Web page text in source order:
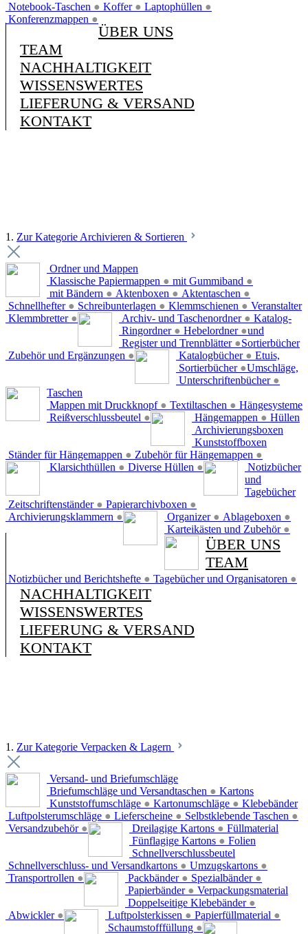
Notebook-Taschen ● Koffer ● Laptophüllen ●
Konferenzmappen ●
ÜBER UNS
TEAM
NACHHALTIGKEIT
WISSENSWERTES
LIEFERUNG & VERSAND
KONTAKT
1. Zur Kategorie Archivieren & Sortieren
Ordner und Mappen
Klassische Papiermappen ● mit Gummiband ●
mit Bändern ● Aktenboxen ● Aktentaschen ●
Schnellhefter ● Schreibunterlagen ● Klemmschienen ●
Klemmbretter ●
Veranstalter
Archiv- und Taschenordner ●
Ringordner ● Hebelordner ●
Register und Trennblätter ●
Zubehör und Ergänzungen ●
Katalog-
und
Sortierbücher
Katalogbücher ●
Sortierbücher ●
Unterschriftenbücher ●
Etuis,
Umschläge,
Taschen
Mappen mit Druckknopf ● Textiltaschen ●
Reißverschlussbeutel ●
Hängesysteme
Hängemappen ●
Ständer für Hängemappen ● Zubehör für Hängemappen ●
Hüllen
Klarsichthüllen ● Diverse Hüllen ●
Archivierungsboxen
Zeitschriftenständer ● Papierarchivboxen ●
Archivierungsklammern ●
Kunststoffboxen
Organizer ● Ablageboxen ●
Karteikästen und Zubehör ●
Notizbücher
und
Tagebücher
Notizbücher und Berichtshefte ● Tagebücher und Organisatoren ●
ÜBER UNS
TEAM
NACHHALTIGKEIT
WISSENSWERTES
LIEFERUNG & VERSAND
KONTAKT
1. Zur Kategorie Verpacken & Lagern
Versand- und Briefumschläge
Briefumschläge und Versandtaschen ●
Kunststoffumschläge ● Kartonumschläge ●
Luftpolsterumschläge ● Lieferscheine ● Selbstklebende Taschen ●
Versandzubehör ●
Kartons
Dreilagige Kartons ●
Fünflagige Kartons ●
Schnellverschluss- und Versandkartons ● Umzugskartons ●
Transportrollen ●
Klebebänder
Packbänder ● Spezialbänder ●
Papierbänder ●
Doppelseitige Klebebänder ●
Abwickler ●
Füllmaterial
Luftpolsterkissen ● Papierfüllmaterial ●
Schaumstofffüllung ●
Folien
Schnellverschlussbeutel
Verpackungsmaterial